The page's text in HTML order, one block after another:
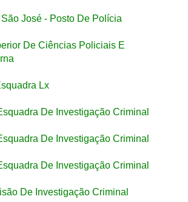
José - Posto De Polícia
De Ciências Policiais E
Lx
De Investigação Criminal
De Investigação Criminal
De Investigação Criminal
De Investigação Criminal